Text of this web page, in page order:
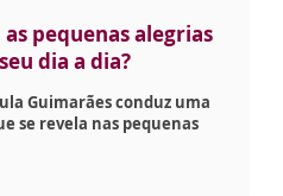
pequenas alegrias
dia a dia?
Guimarães conduz uma
se revela nas pequenas